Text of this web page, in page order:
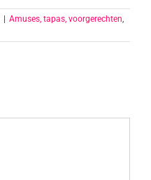
Amuses, tapas, voorgerechten,